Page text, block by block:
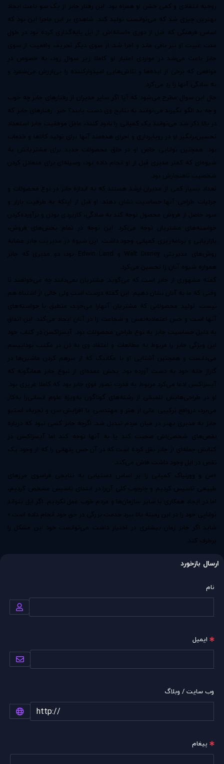
روحیه انتقادی و کمی خشن او همراه بود. این رفتار جابز از یک سو باعث ایجاد
بهترین چیزی شد که می‌توانست تولید کند. شاهدی بر این ماجرا این بود که
اساس فرهنگی که قبل از دوری 10ساله‌اش از اپل پایه‌گذاری کرده بود در طول
مدت غیبت او نیز باقی ماند و اجرا شد. از سوی دیگر تحریف واقعیت از سوی
جابز باعث می‌شد در مواردی اعتبار او کاملا زیر سوال رود، به خصوص در
مواقعی که برخی از ایده‌‌ها و تلاش‌هایی امیدوار‌کننده‌ را بی‌ارزش می‌شمرد و
به سادگی آنها را رد می‌کرد.
حال این سوال مطرح می‌شود که آیا اگر سایر مدیران از رفتارهای جابز چه خوب
و چه بد الگو بگیرند می‌توانند به نتایج وی دست یابند؟ خیر. رفتارهای جابز که
در بالا ذکر شد می‌توانند یک کمپانی را نابود کنند، عامل موفقیت جابز استعداد
تحسین‌برانگیز او در رویا‌پردازی و اجرای هدفمند آنها برای تولید کالاها و خدمات
بود. همچنین توانایی خاص او در خلق محصولات جدید برای مشتریانش به
شیوه‌ای که کمتر مدیری قبل از او انجام داده بود، وسیله‌ای برای متعادل کردن
شخصیت ناهنجارش بود.
تعداد بسیار کمی از مدیران ارشد هستند که به اندازه جابز در نوع محصولات و
جزئیات طراحی آنها حساسیت نشان دهند. او قبل از اینکه به ظرفیت بازار و
سود حاصل از فروش محصول توجه کند به سادگی، کاربردی بودن و برآورده‌کردن
خواسته‌های مشتریان توجه می‌کرد. این توجه در تمام بخش‌های فروش،
بازاریابی و برنامه‌ریزی کمپانی وجود داشت. این شیوه در مدیریت جابز مشابه
روش‌های مدیریتی Walt Disney و Edwin Land بود، دو مدیری که جابز
همواره شیوه آنان را تحسین می‌کرد.
گفته مشهوری از جابز است که می‌گوید: مشتریان نمی‌دانند چه می‌خواهند تا
وقتی که ما به آنان نشان دهیم. این گفته درست است ولی خالی از اشتباه هم
نیست. تولید محصولاتی که مشتریان آنهارا می‌خرند، منطبق با خواسته‌های
آنها است و حس اعتمادبه‌نفس و شجاعت را در آنان ایجاد می‌کند. این اتفاق
به دلیل حساسیت جابز به نوع طراحی محصولات بود. آیسزاکسن در کتاب خود
این ویژگی جابز را مربوط به مطالعات و اعتقاد وی به ذن در مکتب بوداییسم
می‌دانست و همچنین آشنایی او با مکانیک که از سرهم کردن ماشین‌ها در
گاراژ خانه خود به دست آورده بود. بخش عمده‌ای از نبوغ جابز همانگونه که
آیسزاکسن ادعا می‌کرد مربوط به قدرت تصور قوی جابز بود که کاملا غریزی بود.
او در طراحی‌هایش تلفیقی از رشته‌های گوناگون به‌ویژه علوم انسانی‌را به‌کار
می‌برد، در‌واقع ترکیبی عالی از هنر و مهندسی. با افزایش سن و تجربه، استیو
جابز به مدیری بهتر در میان مردم تبدیل شد. اگرچه جابز کسی نبود که درباره
نقص‌های شخصی‌اش صحبت کند یا به آنها توجه کند اما آیسزاکسن در
کتابش جمله‌ای از جابز نقل کرده است که در آن حس پنهانی را که از وجود یک
نقص در اپل وجود داشت فاش می‌کند.
«من و ووزنیاک کمپانی را بر اساس دستیابی به نتایجی فراسوی مرزهای
طبیعی تاسیس کردیم و چارچوب کلی آن‌را در ابتدای تاسیس مشخص کردیم،
اما در ایجاد همکاری با سایر سازمان‌ها و مردم خوب عمل نکردیم. اگر اپل بتواند
توانایی خود را در این زمینه بالا ببرد خدمت بزرگی در حق خود انجام داده ‌است.»
شاید اگر جابز زمان بیشتری در اختیار داشت می‌توانست خود این مشکل را
برطرف کند.
ارسال بازخورد
نام
ایمیل
وب سایت / وبلاگ
پیغام